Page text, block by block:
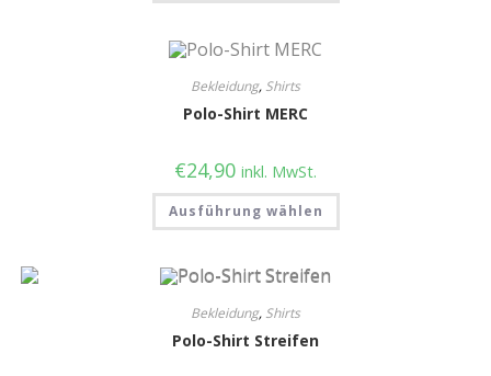
Bekleidung, Shirts
Polo-Shirt MERC
€24,90 inkl. MwSt.
Ausführung wählen
Bekleidung, Shirts
Polo-Shirt Streifen